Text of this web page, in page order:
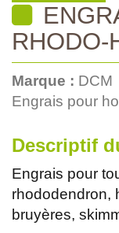
RHODO-
Marque : DCM
Engrais pour
Descriptif
Engrais pour
rhododendron,
bruyères,